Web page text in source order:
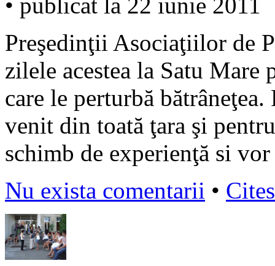
Preşedinţii Asociaţiilor de
zilele acestea la Satu Mare
care le perturbă
venit din toată ţara şi
schimb de experienţă si
Nu exista comentarii •